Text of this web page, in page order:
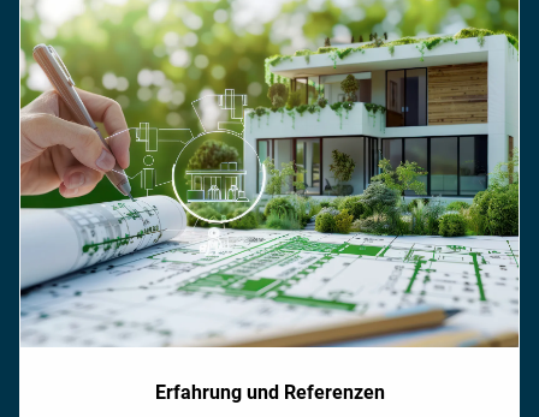
Erfahrung und Referenzen